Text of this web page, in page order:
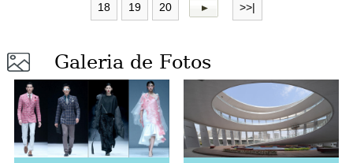
18 19 20 >>|
Galeria de Fotos